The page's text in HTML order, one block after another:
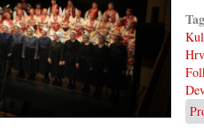
ftm-
Trio